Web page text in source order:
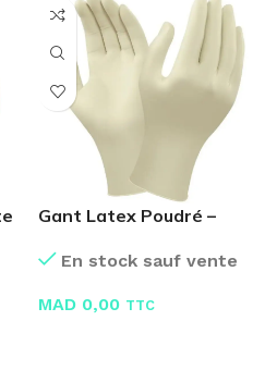
Gant Latex Poudré –
En stock sauf vente
MAD 0,00 TTC